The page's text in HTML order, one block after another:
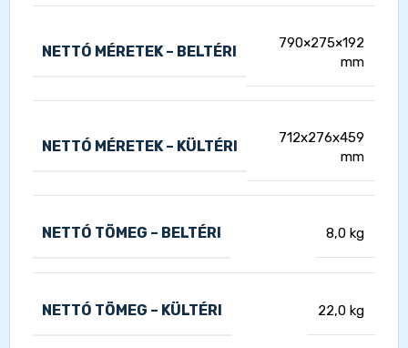
NETTÓ MÉRETEK – BELTÉRI
790×275×192
mm
NETTÓ MÉRETEK – KÜLTÉRI
712x276x459
mm
NETTÓ TÖMEG – BELTÉRI 8,0 kg
NETTÓ TÖMEG – KÜLTÉRI 22,0 kg